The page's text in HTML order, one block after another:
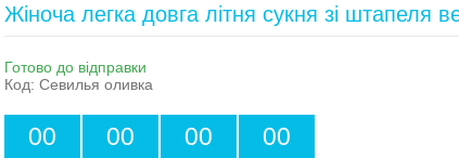
Жіноча легка довга літня сукня зі штапеля
Готово до відправки
Код: Севилья оливка
00 00 00 00